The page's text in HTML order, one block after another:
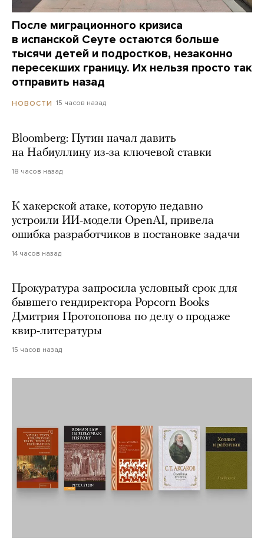
После миграционного кризиса
в испанской Сеуте остаются больше
тысячи детей и подростков, незаконно
пересекших границу. Их нельзя просто так
отправить назад
НОВОСТИ 15 часов назад
Bloomberg: Путин начал давить
на Набиуллину из-за ключевой ставки
18 часов назад
К хакерской атаке, которую недавно
устроили ИИ-модели OpenAI, привела
ошибка разработчиков в постановке задачи
14 часов назад
Прокуратура запросила условный срок для
бывшего гендиректора Popcorn Books
Дмитрия Протопопова по делу о продаже
квир-литературы
15 часов назад